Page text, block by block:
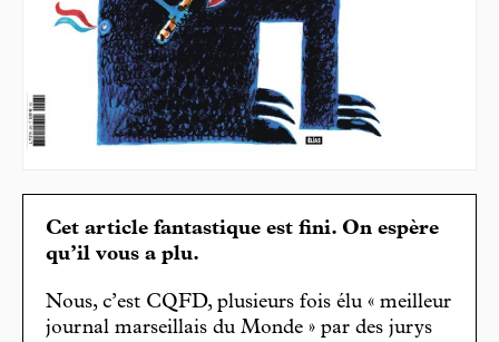
Cet article fantastique est fini. On espère
qu’il vous a plu.
Nous, c’est CQFD, plusieurs fois élu « meilleur
journal marseillais du Monde » par des jurys